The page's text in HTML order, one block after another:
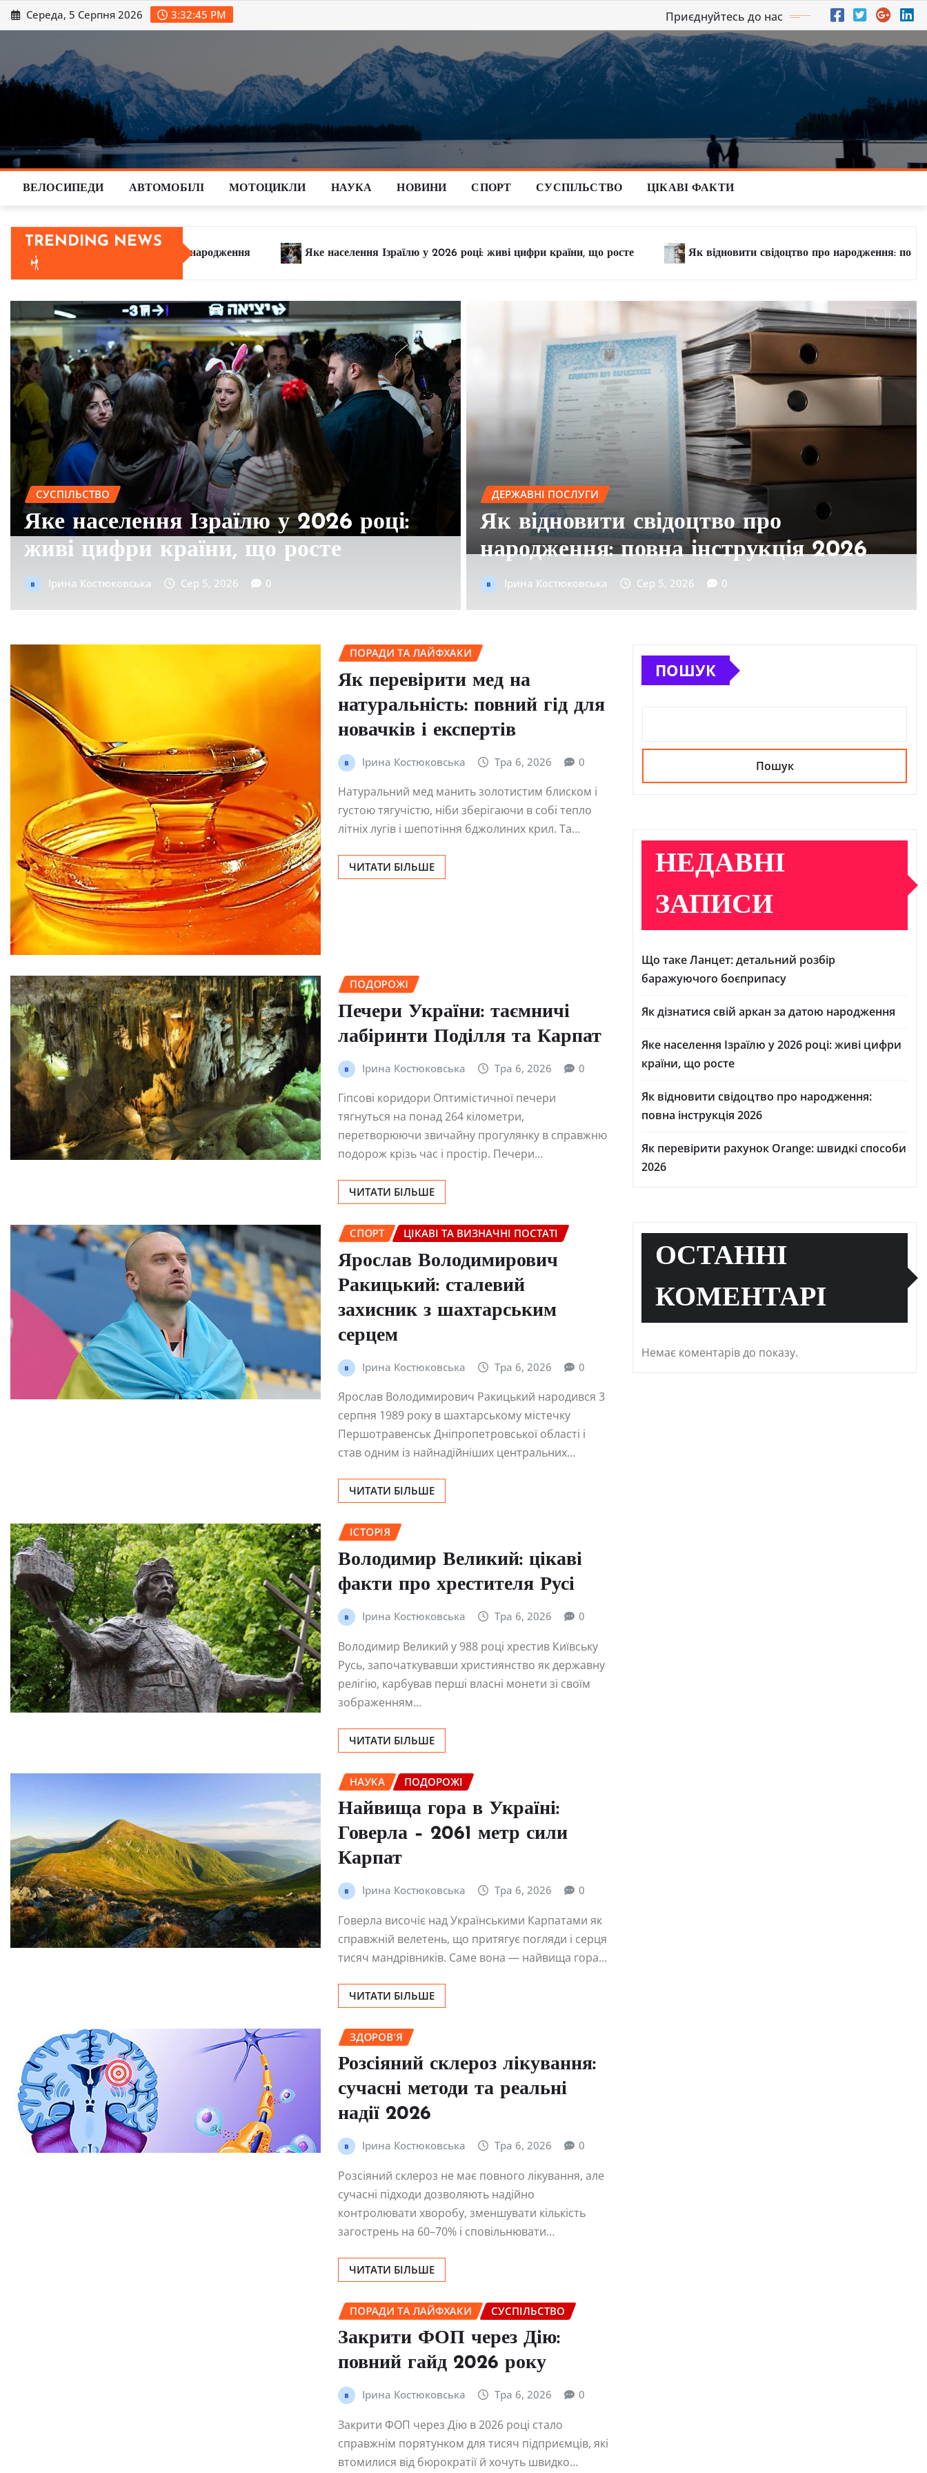
Перейти
до
Середа, 5 Серпня 2026 3:32:46 PM Приєднуйтесь до нас
ВЕЛОСИПЕДИ АВТОМОБІЛІ МОТОЦИКЛИ НАУКА НОВИНИ СПОРТ СУСПІЛЬСТВО ЦІКАВІ ФАКТИ
TRENDING NEWS
народження Яке населення Ізраїлю у 2026 році: живі цифри країни, що росте Як відновити свідоцтво про народження: повна інструкція 2026 Як
ДЕРЖАВНІ ПОСЛУГИ
Як відновити свідоцтво про
народження: повна інструкція 2026
Ірина Костюковська Сер 5, 2026 0
ПОРАДИ ТА ЛАЙФХАКИ
Як перевірити рахунок Orange:
швидкі способи 2026
Ірина Костюковська Сер 5, 2026 0
ПОРАДИ ТА ЛАЙФХАКИ
Як перевірити мед на
натуральність: повний гід для
новачків і експертів
Ірина Костюковська Тра 6, 2026 0
Натуральний мед манить золотистим блиском і
густою тягучістю, ніби зберігаючи в собі тепло
літніх лугів і шепотіння бджолиних крил. Та…
ЧИТАТИ БІЛЬШЕ
ПОДОРОЖІ
Печери України: таємничі
лабіринти Поділля та Карпат
Ірина Костюковська Тра 6, 2026 0
Гіпсові коридори Оптимістичної печери
тягнуться на понад 264 кілометри,
перетворюючи звичайну прогулянку в справжню
подорож крізь час і простір. Печери…
ЧИТАТИ БІЛЬШЕ
СПОРТ ЦІКАВІ ТА ВИЗНАЧНІ ПОСТАТІ
Ярослав Володимирович
Ракицький: сталевий
захисник з шахтарським
серцем
Ірина Костюковська Тра 6, 2026 0
Ярослав Володимирович Ракицький народився 3
серпня 1989 року в шахтарському містечку
Першотравенськ Дніпропетровської області і
став одним із найнадійніших центральних…
ЧИТАТИ БІЛЬШЕ
ІСТОРІЯ
Володимир Великий: цікаві
факти про хрестителя Русі
Ірина Костюковська Тра 6, 2026 0
Володимир Великий у 988 році хрестив Київську
Русь, започаткувавши християнство як державну
релігію, карбував перші власні монети зі своїм
зображенням…
ЧИТАТИ БІЛЬШЕ
НАУКА ПОДОРОЖІ
Найвища гора в Україні:
Говерла – 2061 метр сили
Карпат
Ірина Костюковська Тра 6, 2026 0
Говерла височіє над Українськими Карпатами як
справжній велетень, що притягує погляди і серця
тисяч мандрівників. Саме вона — найвища гора…
ЧИТАТИ БІЛЬШЕ
ЗДОРОВ'Я
Розсіяний склероз лікування:
сучасні методи та реальні
надії 2026
Ірина Костюковська Тра 6, 2026 0
Розсіяний склероз не має повного лікування, але
сучасні підходи дозволяють надійно
контролювати хворобу, зменшувати кількість
загострень на 60–70% і сповільнювати…
ЧИТАТИ БІЛЬШЕ
ПОРАДИ ТА ЛАЙФХАКИ СУСПІЛЬСТВО
Закрити ФОП через Дію:
повний гайд 2026 року
Ірина Костюковська Тра 6, 2026 0
Закрити ФОП через Дію в 2026 році стало
справжнім порятунком для тисяч підприємців, які
втомилися від бюрократії й хочуть швидко…
ПОШУК
Пошук
НЕДАВНІ
ЗАПИСИ
Що таке Ланцет: детальний розбір
баражуючого боєприпасу
Як дізнатися свій аркан за датою народження
Яке населення Ізраїлю у 2026 році: живі цифри
країни, що росте
Як відновити свідоцтво про народження:
повна інструкція 2026
Як перевірити рахунок Orange: швидкі способи
2026
ОСТАННІ
КОМЕНТАРІ
Немає коментарів до показу.